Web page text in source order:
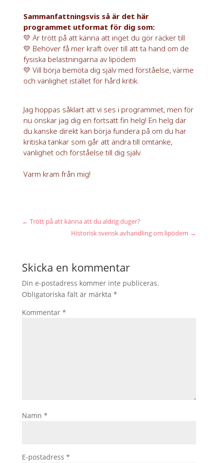
Sammanfattningsvis så är det här
programmet utformat för dig som:
💛 Är trött på att känna att inget du gör räcker till
💛 Behöver få mer kraft över till att ta hand om de
fysiska belastningarna av lipödem
💛 Vill börja bemöta dig själv med förståelse, värme
och vänlighet istället för hård kritik.
Jag hoppas såklart att vi ses i programmet, men för
nu önskar jag dig en fortsatt fin helg! En helg där
du kanske direkt kan börja fundera på om du har
kritiska tankar som går att ändra till omtanke,
vänlighet och förståelse till dig själv.
Varm kram från mig!
← Trött på att känna att du aldrig duger?
Historisk svensk avhandling om lipödem →
Skicka en kommentar
Din e-postadress kommer inte publiceras.
Obligatoriska fält är märkta *
Kommentar *
Namn *
E-postadress *